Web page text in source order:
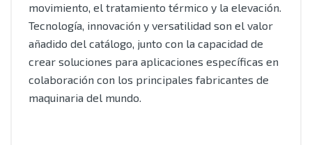
movimiento, el tratamiento térmico y la elevación.
Tecnología, innovación y versatilidad son el valor
añadido del catálogo, junto con la capacidad de
crear soluciones para aplicaciones específicas en
colaboración con los principales fabricantes de
maquinaria del mundo.